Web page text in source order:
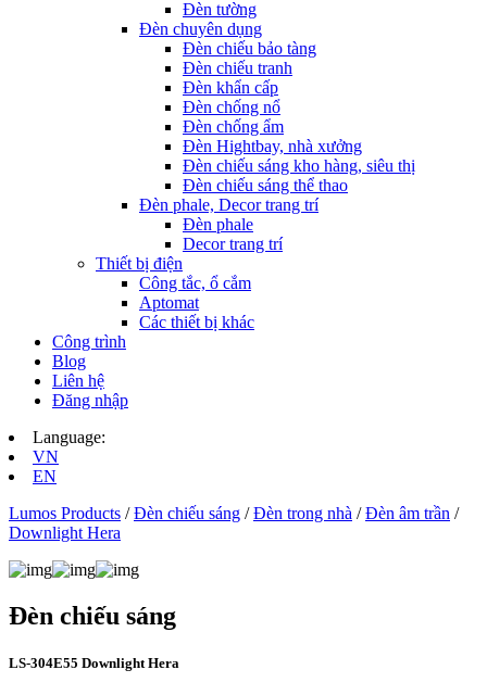
Đèn tường
Đèn chuyên dụng
Đèn chiếu bảo tàng
Đèn chiếu tranh
Đèn khẩn cấp
Đèn chống nổ
Đèn chống ẩm
Đèn Hightbay, nhà xưởng
Đèn chiếu sáng kho hàng, siêu thị
Đèn chiếu sáng thể thao
Đèn phale, Decor trang trí
Đèn phale
Decor trang trí
Thiết bị điện
Công tắc, ổ cắm
Aptomat
Các thiết bị khác
Công trình
Blog
Liên hệ
Đăng nhập
Language:
VN
EN
Lumos Products /Đèn chiếu sáng /Đèn trong nhà /Đèn âm trần /
Downlight Hera
Đèn chiếu sáng
LS‑304E55 Downlight Hera